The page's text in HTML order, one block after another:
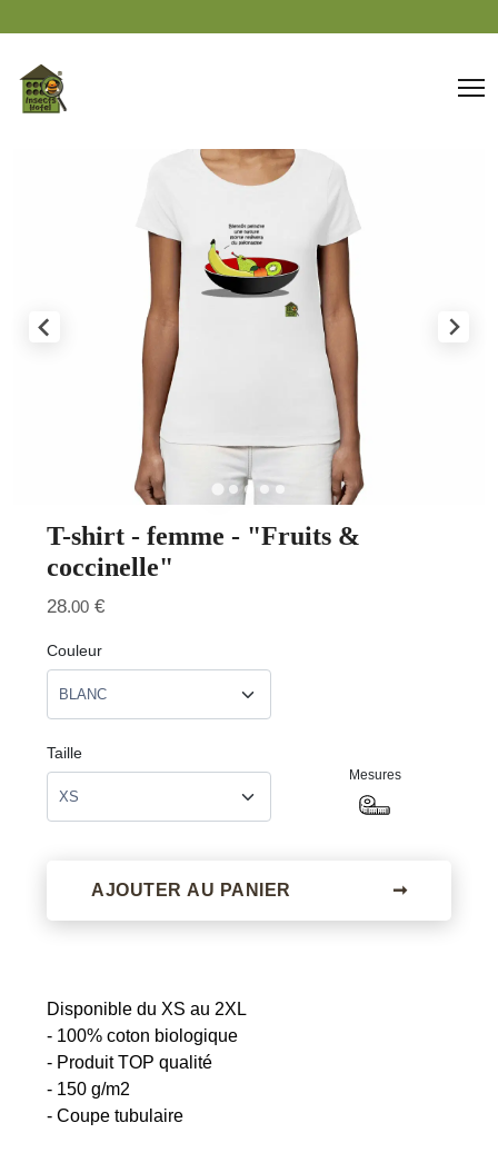
T-shirt - femme - "Fruits &
coccinelle"
28.00 €
Couleur
Taille
Mesures
AJOUTER AU PANIER ➞
Disponible du XS au 2XL
- 100% coton biologique
- Produit TOP qualité
- 150 g/m2